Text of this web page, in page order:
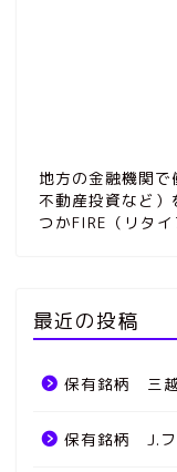
地方の金融機関で
不動産投資など
つかFIRE（リタ
最近の投稿
保有銘柄 三
保有銘柄 J.